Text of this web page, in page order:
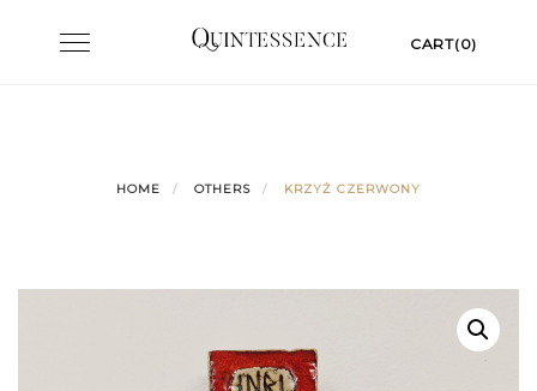
Toggle CART(0)
HOME OTHERS KRZYŻ CZERWONY